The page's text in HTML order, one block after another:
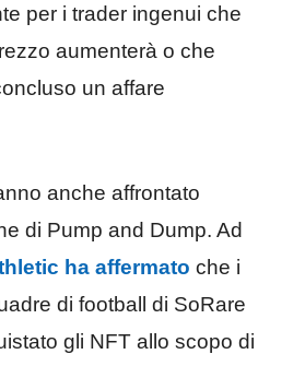
per i trader ingenui che
aumenterà o che
un affare
anche affrontato
di Pump and Dump. Ad
ha affermato che i
di football di SoRare
gli NFT allo scopo di